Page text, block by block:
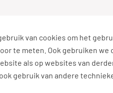
van cookies om het
te meten. Ook gebruiken
als op websites van
gebruik van andere
Vacatures Ontwikkel